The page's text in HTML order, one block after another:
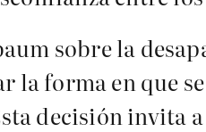
sobre la
forma en que
decisión invita